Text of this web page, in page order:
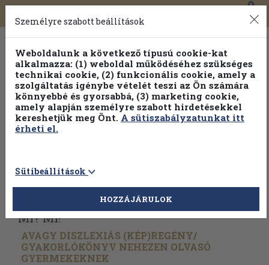
Toggle
navigation
0
Válogasson több mint 1.000.000 kiadványunk közül
100% kedvezménnyel!
Vissza az előző oldalra Válasszon példányt
Mi? Mi!
AVAGY DISZLEXIÁS (KÉP)REGÉNY/
GYAKORLÓKÖNYV NEHEZEN OLVASÓ
GYERMEKEKNEK
Személyre szabott beállítások
Weboldalunk a következő típusú cookie-kat
alkalmazza: (1) weboldal működéséhez szükséges
technikai cookie, (2) funkcionális cookie, amely a
szolgáltatás igénybe vételét teszi az Ön számára
könnyebbé és gyorsabbá, (3) marketing cookie,
amely alapján személyre szabott hirdetésekkel
kereshetjük meg Önt. A sütiszabályzatunkat itt
érheti el.
Sütibeállítások
HOZZÁJÁRULOK